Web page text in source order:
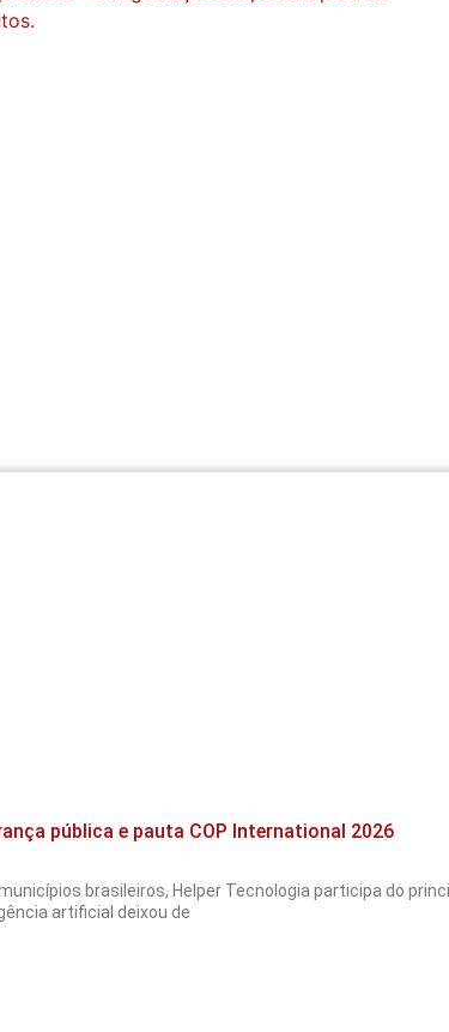
pública e pauta COP International 2026
brasileiros, Helper Tecnologia participa do
artificial deixou de